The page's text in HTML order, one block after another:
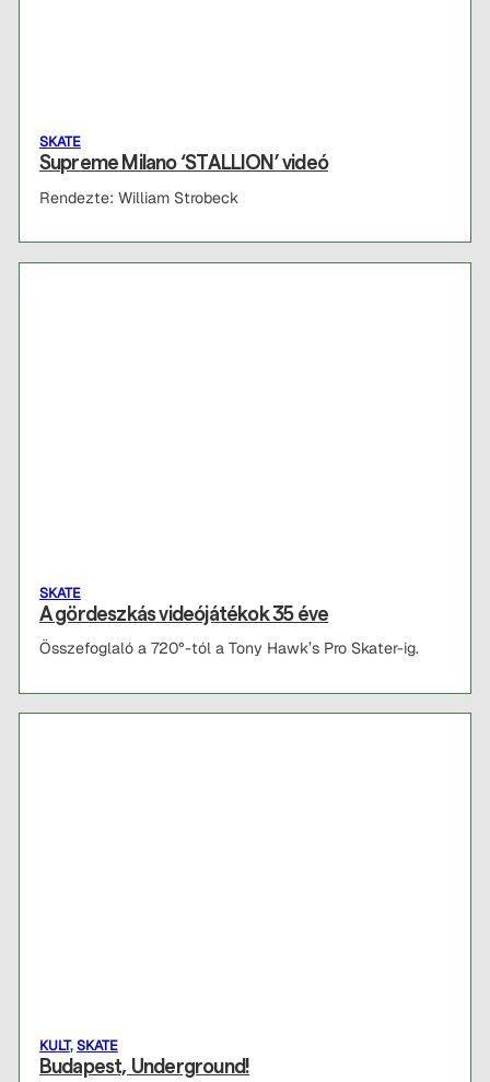
SKATE
Supreme Milano ‘STALLION’ videó
Rendezte: William Strobeck
SKATE
A gördeszkás videójátékok 35 éve
Összefoglaló a 720°-tól a Tony Hawk’s Pro Skater-ig.
KULT,SKATE
Budapest, Underground!